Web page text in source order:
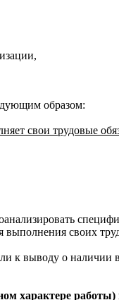
образом:
свои трудовые
выполнения своих
выводу о наличии
характере